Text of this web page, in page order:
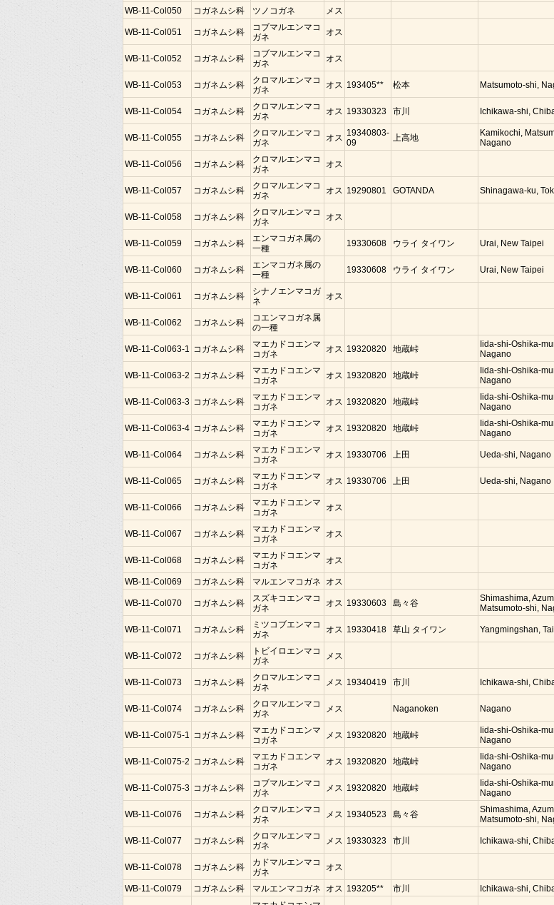
WB-11-Col050 コガネムシ科 ツノコガネ メス
WB-11-Col051 コガネムシ科
コブマルエンマコ
ガネ
オス
WB-11-Col052 コガネムシ科
コブマルエンマコ
ガネ
オス
WB-11-Col053 コガネムシ科
クロマルエンマコ
ガネ
オス 193405** 松本 Matsumoto-shi,
WB-11-Col054 コガネムシ科
クロマルエンマコ
ガネ
オス 19330323 市川 Ichikawa-shi,
WB-11-Col055 コガネムシ科
クロマルエンマコ
ガネ
オス 19340803-
09
上高地
Kamikochi,
Nagano
WB-11-Col056 コガネムシ科
クロマルエンマコ
ガネ
オス
WB-11-Col057 コガネムシ科
クロマルエンマコ
ガネ
オス 19290801 GOTANDA Shinagawa-ku,
WB-11-Col058 コガネムシ科
クロマルエンマコ
ガネ
オス
WB-11-Col059 コガネムシ科
エンマコガネ属の
一種
19330608 ウライ タイワン Urai, New Taipei
WB-11-Col060 コガネムシ科
エンマコガネ属の
一種
19330608 ウライ タイワン Urai, New Taipei
WB-11-Col061 コガネムシ科
シナノエンマコガ
ネ
オス
WB-11-Col062 コガネムシ科
コエンマコガネ属
の一種
WB-11-Col063-1 コガネムシ科
マエカドコエンマ
コガネ
オス 19320820 地蔵峠
Iida-shi-Oshika-
Nagano
WB-11-Col063-2 コガネムシ科
マエカドコエンマ
コガネ
オス 19320820 地蔵峠
Iida-shi-Oshika-
Nagano
WB-11-Col063-3 コガネムシ科
マエカドコエンマ
コガネ
オス 19320820 地蔵峠
Iida-shi-Oshika-
Nagano
WB-11-Col063-4 コガネムシ科
マエカドコエンマ
コガネ
オス 19320820 地蔵峠
Iida-shi-Oshika-
Nagano
WB-11-Col064 コガネムシ科
マエカドコエンマ
コガネ
オス 19330706 上田 Ueda-shi, Nagano
WB-11-Col065 コガネムシ科
マエカドコエンマ
コガネ
オス 19330706 上田 Ueda-shi, Nagano
WB-11-Col066 コガネムシ科
マエカドコエンマ
コガネ
オス
WB-11-Col067 コガネムシ科
マエカドコエンマ
コガネ
オス
WB-11-Col068 コガネムシ科
マエカドコエンマ
コガネ
オス
WB-11-Col069 コガネムシ科 マルエンマコガネ オス
WB-11-Col070 コガネムシ科
スズキコエンマコ
ガネ
オス 19330603 島々谷
Shimashima,
Matsumoto-shi,
WB-11-Col071 コガネムシ科
ミツコブエンマコ
ガネ
オス 19330418 草山 タイワン Yangmingshan,
WB-11-Col072 コガネムシ科
トビイロエンマコ
ガネ
メス
WB-11-Col073 コガネムシ科
クロマルエンマコ
ガネ
メス 19340419 市川 Ichikawa-shi,
WB-11-Col074 コガネムシ科
クロマルエンマコ
ガネ
メス Naganoken Nagano
WB-11-Col075-1 コガネムシ科
マエカドコエンマ
コガネ
メス 19320820 地蔵峠
Iida-shi-Oshika-
Nagano
WB-11-Col075-2 コガネムシ科
マエカドコエンマ
コガネ
オス 19320820 地蔵峠
Iida-shi-Oshika-
Nagano
WB-11-Col075-3 コガネムシ科
コブマルエンマコ
ガネ
メス 19320820 地蔵峠
Iida-shi-Oshika-
Nagano
WB-11-Col076 コガネムシ科
クロマルエンマコ
ガネ
メス 19340523 島々谷
Shimashima,
Matsumoto-shi,
WB-11-Col077 コガネムシ科
クロマルエンマコ
ガネ
メス 19330323 市川 Ichikawa-shi,
WB-11-Col078 コガネムシ科
カドマルエンマコ
ガネ
オス
WB-11-Col079
コガネムシ科 マルエンマコガネ オス 193205** 市川 Ichikawa-shi,